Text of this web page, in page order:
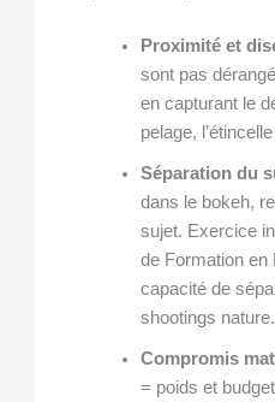
Proximité et
sont pas
en capturant le
pelage,
Séparation du
dans le bokeh,
sujet. Exercice
de Formation en
capacité de
shootings nature.
Compromis
= poids et